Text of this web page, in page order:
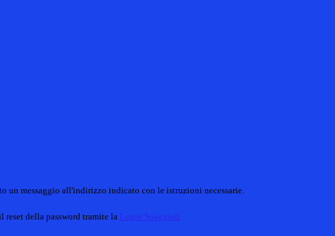
un messaggio all'indirizzo indicato con le istruzioni necessarie.
reset della password tramite la Login Spaggiari